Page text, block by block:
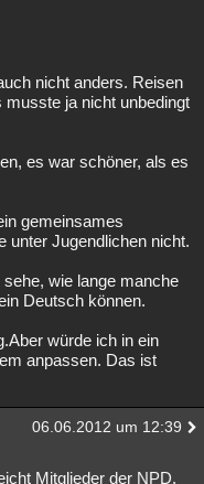
nicht anders. Reisen
ja nicht unbedingt
es war schöner, als es
gemeinsames
unter Jugendlichen nicht.
wie lange manche
Deutsch können.
würde ich in ein
anpassen. Das ist
06.06.2012 um 12:39
Mitglieder der NPD,